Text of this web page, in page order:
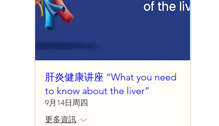
肝炎健康讲座 “What you need
to know about the liver”
9月14日周四
更多資訊